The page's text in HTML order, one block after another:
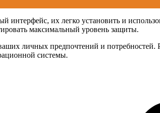
интерфейс, их легко установить и
максимальный уровень защиты.
личных предпочтений и
системы.